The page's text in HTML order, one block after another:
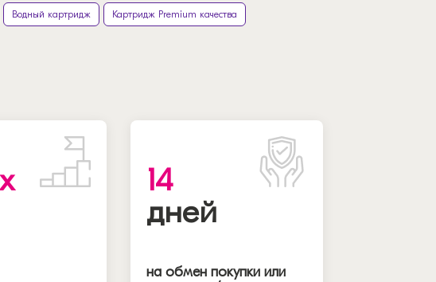
Водный картридж Картридж Premium качества
14
дней
на обмен покупки или